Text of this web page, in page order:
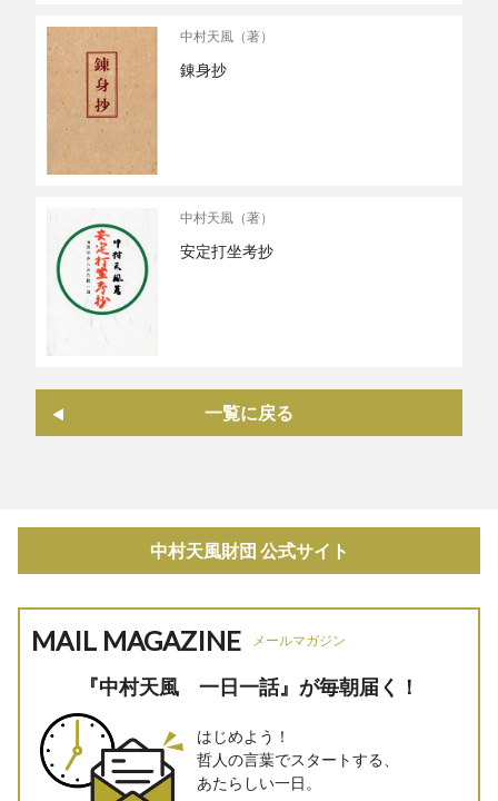
中村天風（著）
錬身抄
中村天風（著）
安定打坐考抄
一覧に戻る
中村天風財団 公式サイト
MAIL MAGAZINE メールマガジン
『中村天風 一日一話』が毎朝届く！
はじめよう！
哲人の言葉でスタートする、
あたらしい一日。